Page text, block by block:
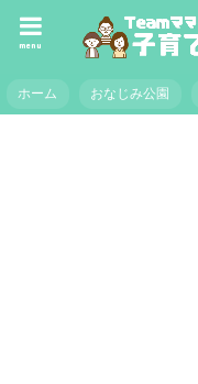
menu
ホーム おなじみ公園